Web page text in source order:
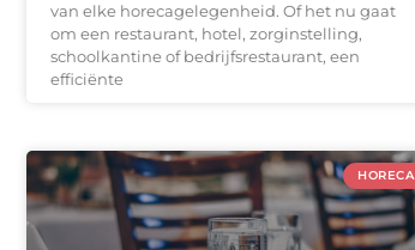
van elke horecagelegenheid. Of het nu gaat
om een restaurant, hotel, zorginstelling,
schoolkantine of bedrijfsrestaurant, een
efficiënte
HORECA